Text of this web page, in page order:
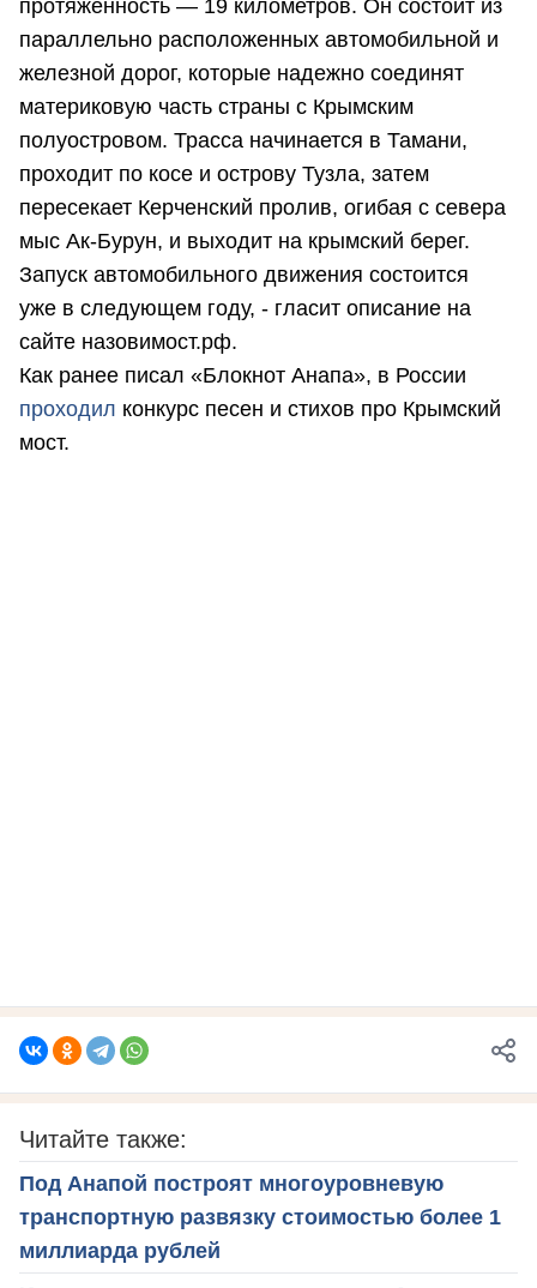
протяженность — 19 километров. Он состоит из
параллельно расположенных автомобильной и
железной дорог, которые надежно соединят
материковую часть страны с Крымским
полуостровом. Трасса начинается в Тамани,
проходит по косе и острову Тузла, затем
пересекает Керченский пролив, огибая с севера
мыс Ак-Бурун, и выходит на крымский берег.
Запуск автомобильного движения состоится
уже в следующем году, - гласит описание на
сайте назовимост.рф.
Как ранее писал «Блокнот Анапа», в России
проходил конкурс песен и стихов про Крымский
мост.
Читайте также:
Под Анапой построят многоуровневую
транспортную развязку стоимостью более 1
миллиарда рублей